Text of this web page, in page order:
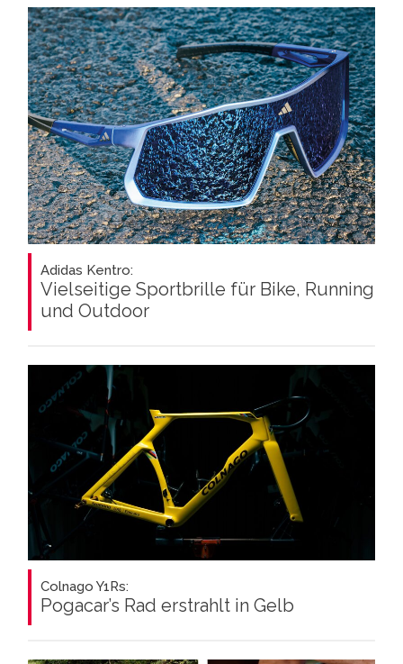
Adidas Kentro:
Vielseitige Sportbrille für Bike, Running
und Outdoor
Colnago Y1Rs:
Pogacar’s Rad erstrahlt in Gelb